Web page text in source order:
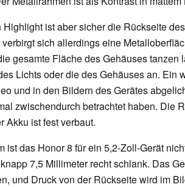
ist aber sicher die Rückseite
sich allerdings eine
gesamte Fläche des Gehäuses tanzen
Lichts oder die des Gehäuses an. Ein
und in den Bildern des Gerätes
zwischendurch betrachtet haben. Die
Akku ist fest verbaut.
ist das Honor 8 für ein 5,2-Zoll-Gerät
7,5 Millimeter recht schlank. Das
und Druck von der Rückseite wird im